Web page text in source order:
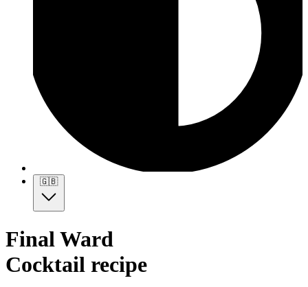
🇬🇧
Final Ward
Cocktail recipe